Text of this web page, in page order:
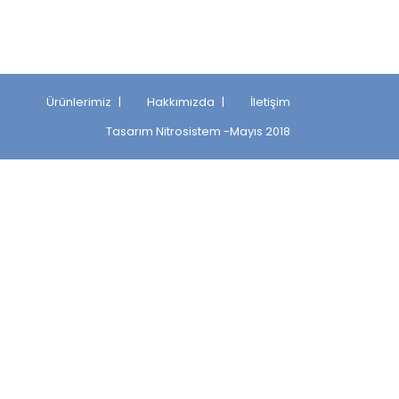
Ürünlerimiz Hakkımızda
İletişim
Tasarım Nitrosistem -Mayıs 2018